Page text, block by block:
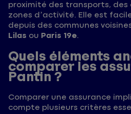
proximité des transports, des
zones d’activité. Elle est
depuis des communes
Lilas ou Paris 19e.
Quels éléments
comparer les
Pantin ?
Comparer une assurance
compte plusieurs critères